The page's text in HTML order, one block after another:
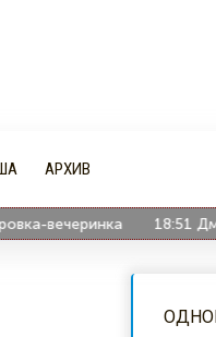
АРХИВ
вечеринка 18:51